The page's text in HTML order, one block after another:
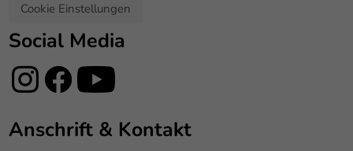
Cookie Einstellungen
Social Media
Anschrift & Kontakt